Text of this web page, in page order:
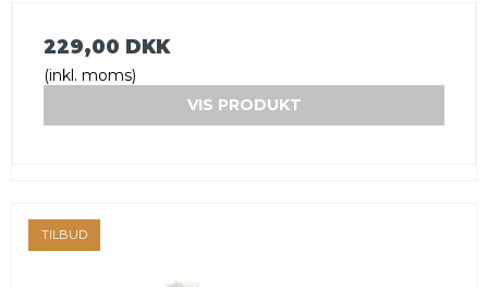
229,00 DKK
(inkl. moms)
VIS PRODUKT
TILBUD